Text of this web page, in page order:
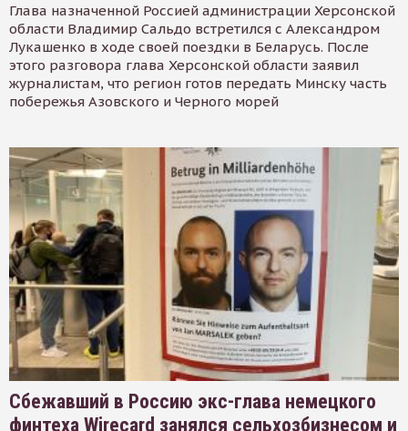
Глава назначенной Россией администрации Херсонской
области Владимир Сальдо встретился с Александром
Лукашенко в ходе своей поездки в Беларусь. После
этого разговора глава Херсонской области заявил
журналистам, что регион готов передать Минску часть
побережья Азовского и Черного морей
Сбежавший в Россию экс-глава немецкого
финтеха Wirecard занялся сельхозбизнесом и